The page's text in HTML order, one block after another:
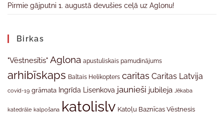
Pirmie gājputni 1. augustā devušies ceļā uz Aglonu!
Birkas
"Vēstnesītis" Aglona apustuliskais pamudinājums
arhibīskaps Baltais Helikopters caritas Caritas Latvija
covid-19 grāmata Ingrīda Lisenkova jaunieši jubileja Jēkaba
katedrāle kalpošana katolislv Katoļu Baznīcas Vēstnesis